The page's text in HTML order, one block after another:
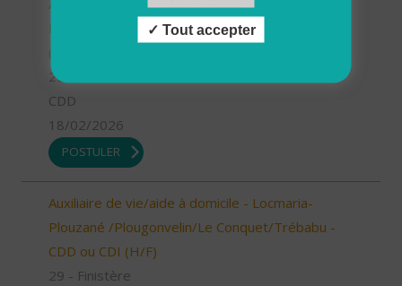
Plouzané/Plougonvelin/Le Conquet/Trébabu
(H/F)
29 - Finistère
CDD
18/02/2026
POSTULER
Auxiliaire de vie/aide à domicile - Locmaria-
Plouzané /Plougonvelin/Le Conquet/Trébabu -
CDD ou CDI (H/F)
29 - Finistère
Tout accepter